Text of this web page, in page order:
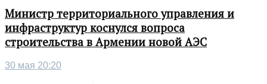
Министр территориального управления и
инфраструктур коснулся вопроса
строительства в Армении новой АЭС
30 мая 20:20